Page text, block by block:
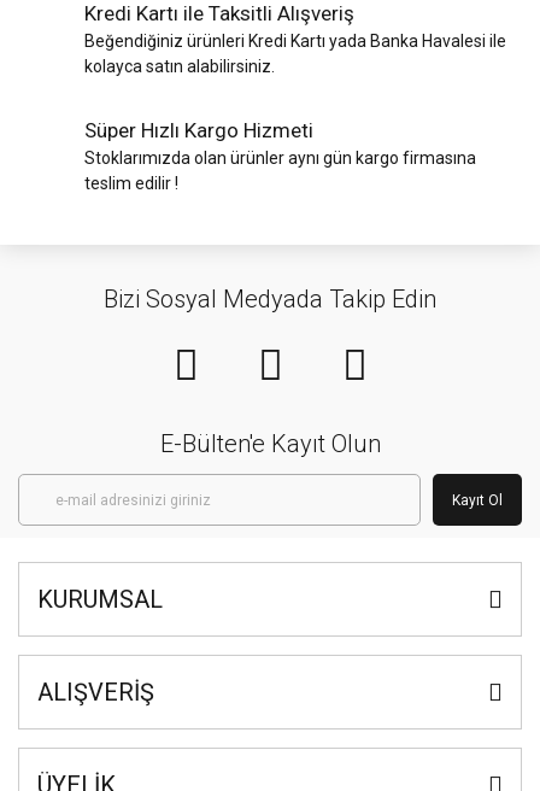
Kredi Kartı ile Taksitli Alışveriş
Beğendiğiniz ürünleri Kredi Kartı yada Banka Havalesi ile
kolayca satın alabilirsiniz.
Süper Hızlı Kargo Hizmeti
Stoklarımızda olan ürünler aynı gün kargo firmasına
teslim edilir !
Bizi Sosyal Medyada Takip Edin
E-Bülten'e Kayıt Olun
Kayıt Ol
KURUMSAL
ALIŞVERİŞ
ÜYELİK